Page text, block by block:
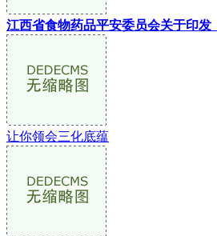
江西省食物药品平安委员会关于印发
让你领会三化底蕴